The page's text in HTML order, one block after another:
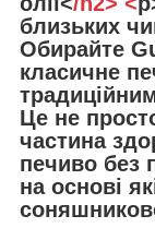
близьких
Обирайте
класичне
Це не
частина
печиво без
на основі